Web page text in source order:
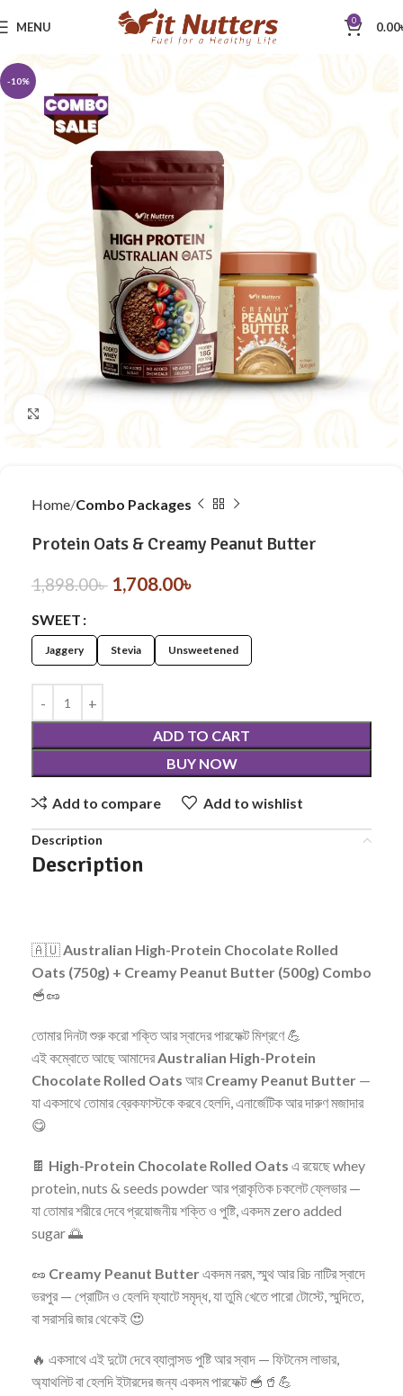
MENU 0 0.00
-10%
Click to enlarge
Home Combo Packages
Protein Oats & Creamy Peanut Butter
1,898.00৳ 1,708.00৳
SWEET
Jaggery Stevia Unsweetened
ADD TO CART
BUY NOW
Add to compare Add to wishlist
Description
Description
🇦🇺Australian High-Protein Chocolate Rolled
Oats (750g) + Creamy Peanut Butter (500g) Combo
🥣🥜
তোমার দিনটা শুরু করো শক্তি আর স্বাদের পারফেক্ট মিশ্রণে 💪
এই কম্বোতে আছে আমাদেরAustralian High-Protein
Chocolate Rolled Oats আরCreamy Peanut Butter —
যা একসাথে তোমার ব্রেকফাস্টকে করবে হেলদি, এনার্জেটিক আর দারুণ মজাদার
😋
🍫 High-Protein Chocolate Rolled Oats এ রয়েছে whey
protein, nuts & seeds powder আর প্রাকৃতিক চকলেট ফ্লেভার —
যা তোমার শরীরে দেবে প্রয়োজনীয় শক্তি ও পুষ্টি, একদম zero added
sugar 🌅
🥜 Creamy Peanut Butterএকদম নরম, স্মুথ আর রিচ নাটির স্বাদে
ভরপুর — প্রোটিন ও হেলদি ফ্যাটে সমৃদ্ধ, যা তুমি খেতে পারো টোস্টে, স্মুদিতে,
বা সরাসরি জার থেকেই 😍
🔥 একসাথে এই দুটো দেবে ব্যালান্সড পুষ্টি আর স্বাদ — ফিটনেস লাভার,
অ্যাথলিট বা হেলদি ইটারদের জন্য একদম পারফেক্ট 🥣🥤💪